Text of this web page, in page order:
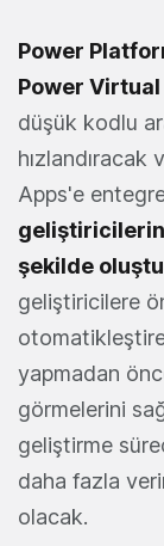
Power
Power
düşük kodlu
Apps'e
şekilde
geliştiricilere
yapmadan
görmelerini
geliştirme
daha fazla
olacak.